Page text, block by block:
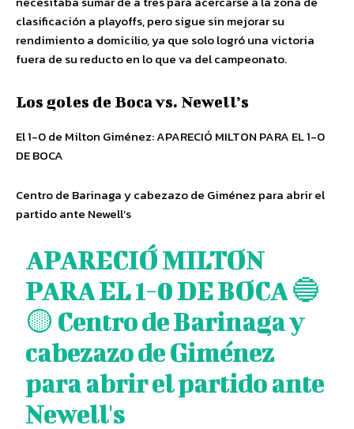
clasificación a playoffs, pero sigue sin mejorar su
rendimiento a domicilio, ya que solo logró una victoria
fuera de su reducto en lo que va del campeonato.
Los goles de Boca vs. Newell’s
El 1-0 de Milton Giménez: APARECIÓ MILTON PARA EL 1-0
DE BOCA
Centro de Barinaga y cabezazo de Giménez para abrir el
partido ante Newell’s
APARECIÓ MILTON
PARA EL 1-0 DE BOCA 🔵
🟡 Centro de Barinaga y
cabezazo de Giménez
para abrir el partido ante
Newell's